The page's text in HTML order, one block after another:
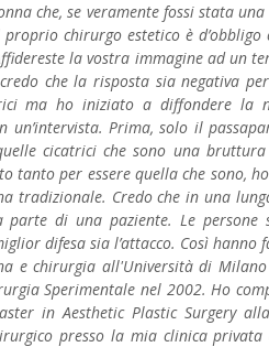
che, se veramente fossi stata
chirurgo estetico è d’obbligo
la vostra immagine ad un
che la risposta sia negativa
ma ho iniziato a diffondere la
Prima, solo il
cicatrici che sono una bruttura
per essere quella che sono,
tradizionale. Credo che in una
parte di una paziente. Le persone
difesa sia l’attacco. Così hanno
e chirurgia all'Università di
Sperimentale nel 2002. Ho
in Aesthetic Plastic Surgery
presso la mia clinica